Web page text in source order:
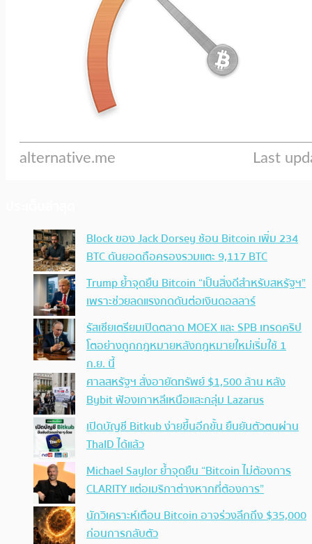
Block ของ Jack Dorsey ช้อน Bitcoin เพิ่ม 234
BTC ดันยอดถือครองรวมแตะ 9,117 BTC
Trump ย้ำจุดยืน Bitcoin “เป็นสิ่งดีสำหรับสหรัฐฯ”
เพราะช่วยลดแรงกดดันต่อเงินดอลลาร์
รัสเซียเตรียมเปิดตลาด MOEX และ SPB เทรดคริป
โตอย่างถูกกฎหมายหลังกฎหมายใหม่เริ่มใช้ 1
ก.ย. นี้
ศาลสหรัฐฯ สั่งอายัดทรัพย์ $1,500 ล้าน หลัง
Bybit ฟ้องเกาหลีเหนือและกลุ่ม Lazarus
เปิดบัญชี Bitkub ง่ายขึ้นอีกขั้น ยืนยันตัวตนผ่าน
ThaID ได้แล้ว
Michael Saylor ย้ำจุดยืน “Bitcoin ไม่ต้องการ
CLARITY แต่อเมริกาต่างหากที่ต้องการ”
นักวิเคราะห์เตือน Bitcoin อาจร่วงลึกถึง $35,000
ก่อนการกลับตัว